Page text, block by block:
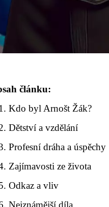
článku:
Kdo byl Arnošt Žák?
Dětství a vzdělání
Profesní dráha a úspěchy
Zajímavosti ze života
Odkaz a vliv
Nejznámější díla